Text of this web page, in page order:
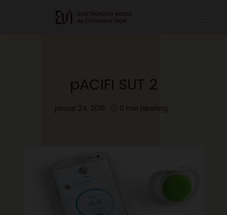
pACIFI SUT 2
januar 24, 2015 0 min læsning